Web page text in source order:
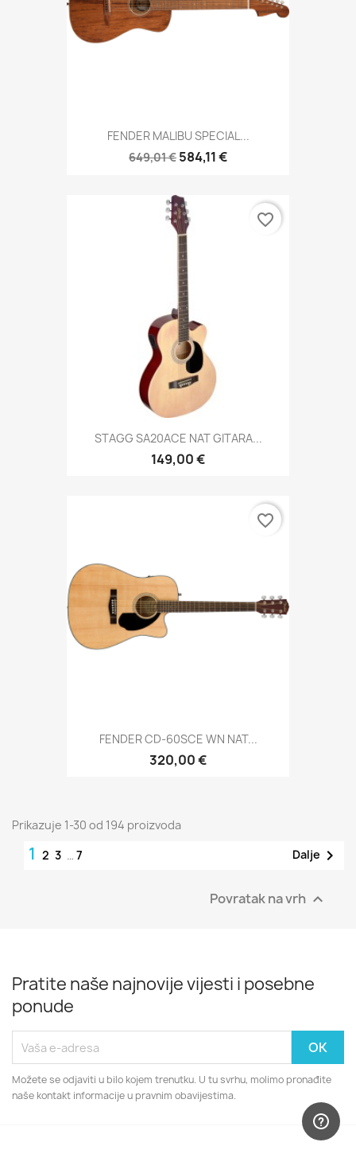
FENDER MALIBU SPECIAL...
649,01 € 584,11 €
STAGG SA20ACE NAT GITARA...
149,00 €
favorite_border
FENDER CD-60SCE WN NAT...
320,00 €
favorite_border
Prikazuje 1-30 od 194 proizvoda
1 2 3 … 7 Dalje 
Povratak na vrh 
Pratite naše najnovije vijesti i posebne
ponude
Možete se odjaviti u bilo kojem trenutku. U tu svrhu, molimo pronađite
naše kontakt informacije u pravnim obavijestima.